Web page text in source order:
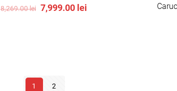
8,269.00lei Original
7,999.00 leiCurrent
1 2